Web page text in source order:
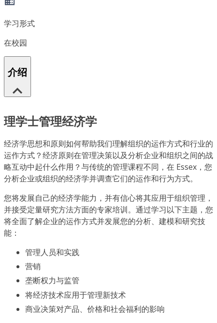
学习形式
在校园
介绍
理学士管理经济学
经济学思想和原则如何帮助我们理解组织的运作方式和行业的
运作方式？经济原则在管理决策以及分析企业和组织之间的战
略互动中起什么作用？与传统的管理课程不同，在 Essex，您
分析企业或组织的经济学并调查它们的运作和行为方式。
您将发展自己的经济学能力，并有信心将其应用于组织管理，
并接受定量研究方法方面的专家培训。通过学习以下主题，您
将全面了解企业的运作方式并发展您的分析、建模和研究技
能：
管理人员和实践
营销
垄断权力与监管
将经济技术应用于管理新技术
商业决策对产品、价格和社会福利的影响